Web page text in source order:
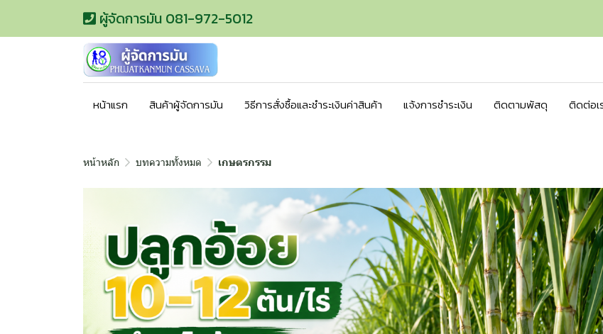
ผู้จัดการมัน 081-972-5012
หน้าแรก สินค้าผู้จัดการมัน วิธีการสั่งซื้อและชำระเงินค่าสินค้า แจ้งการชำระเงิน ติดตามพัสดุ ติดต่อเ
หน้าหลัก บทความทั้งหมด เกษตรกรรม